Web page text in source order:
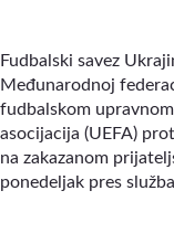
Fudbalski savez
Međunarodnoj
fudbalskom
asocijacija (UEFA)
na zakazanom
ponedeljak pres